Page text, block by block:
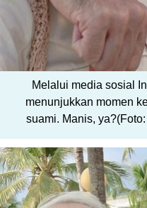
Melalui media sosial
menunjukkan momen
suami. Manis,